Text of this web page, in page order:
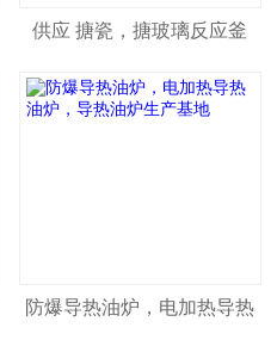
供应 搪瓷，搪玻璃反应釜
防爆导热油炉，电加热导热